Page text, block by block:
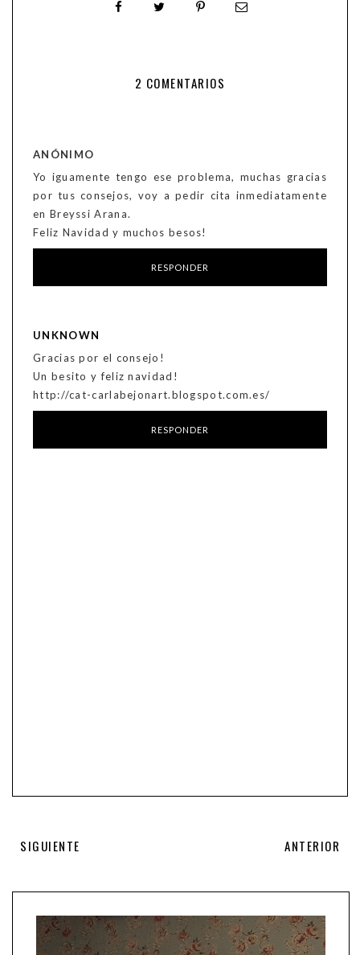
2 COMENTARIOS
ANÓNIMO
Yo iguamente tengo ese problema, muchas gracias
por tus consejos, voy a pedir cita inmediatamente
en Breyssi Arana.
Feliz Navidad y muchos besos!
RESPONDER
UNKNOWN
Gracias por el consejo!
Un besito y feliz navidad!
http://cat-carlabejonart.blogspot.com.es/
RESPONDER
SIGUIENTE ANTERIOR